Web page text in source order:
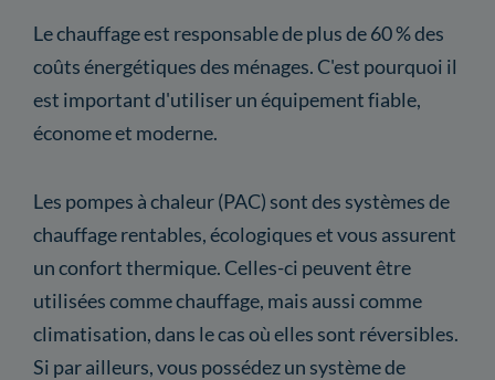
Le chauffage est responsable de plus de 60 % des
coûts énergétiques des ménages. C'est pourquoi il
est important d'utiliser un équipement fiable,
économe et moderne.
Les pompes à chaleur (PAC) sont des systèmes de
chauffage rentables, écologiques et vous assurent
un confort thermique. Celles-ci peuvent être
utilisées comme chauffage, mais aussi comme
climatisation, dans le cas où elles sont réversibles.
Si par ailleurs, vous possédez un système de